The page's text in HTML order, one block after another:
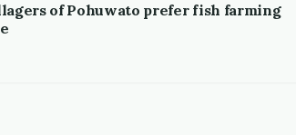
of Pohuwato prefer fish farming